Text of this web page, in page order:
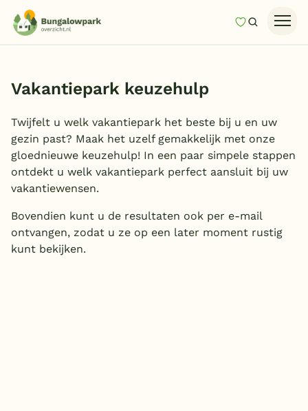
MijnZoeken
Zomervakantie
Nazomeren
Vakantiepark keuzehulp
Onze vakantiegidsen
Vakantiepark keuzehulp
Twijfelt u welk vakantiepark het beste bij u en uw
gezin past? Maak het uzelf gemakkelijk met onze
gloednieuwe keuzehulp! In een paar simpele stappen
ontdekt u welk vakantiepark perfect aansluit bij uw
vakantiewensen.
Bovendien kunt u de resultaten ook per e-mail
ontvangen, zodat u ze op een later moment rustig
kunt bekijken.